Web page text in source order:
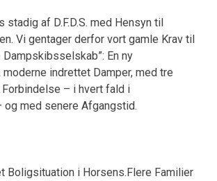
stadig af D.F.D.S. med Hensyn til
Vi gentager derfor vort gamle Krav til
Dampskibsselskab”: En ny
moderne indrettet Damper, med tre
Forbindelse – i hvert fald i
og med senere Afgangstid.
Boligsituation i Horsens.Flere Familier